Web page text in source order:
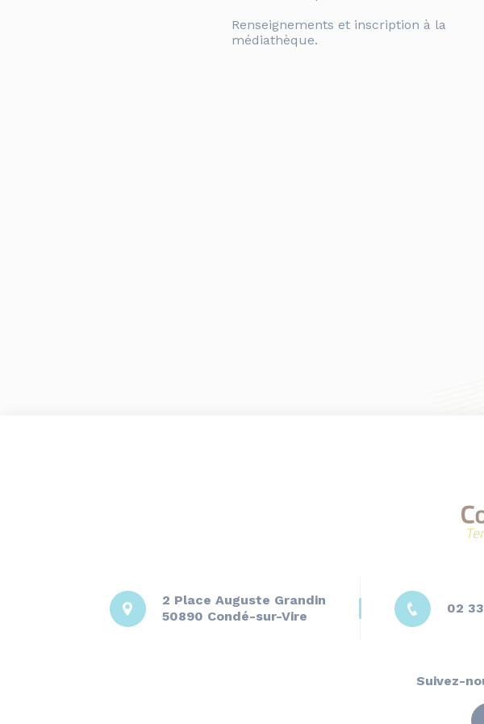
Renseignements et inscription à la
médiathèque.
2 Place Auguste Grandin
50890 Condé-sur-Vire
02
Suivez-